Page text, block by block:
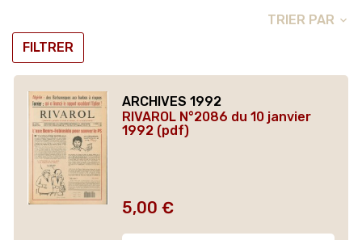
FILTRER
TRIER PAR expand_more
ARCHIVES 1992
RIVAROL N°2086 du 10 janvier
1992 (pdf)
Prix
5,00 €